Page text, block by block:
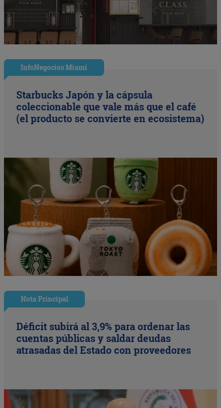
InfoNegocios Miami
Starbucks Japón y la cápsula
coleccionable que vale más que el café
(el producto se convierte en ecosistema)
Nota Principal
Déficit subirá al 3,9% para ordenar las
cuentas públicas y saldar deudas
atrasadas del Estado con proveedores